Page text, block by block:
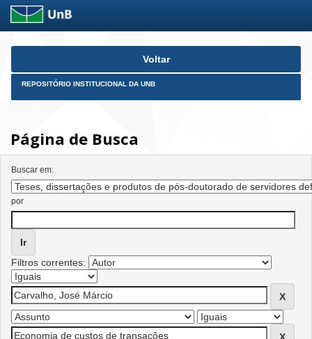
Skip
Voltar
REPOSITÓRIO INSTITUCIONAL DA UNB
Página de Busca
Buscar em:
por
Filtros correntes: